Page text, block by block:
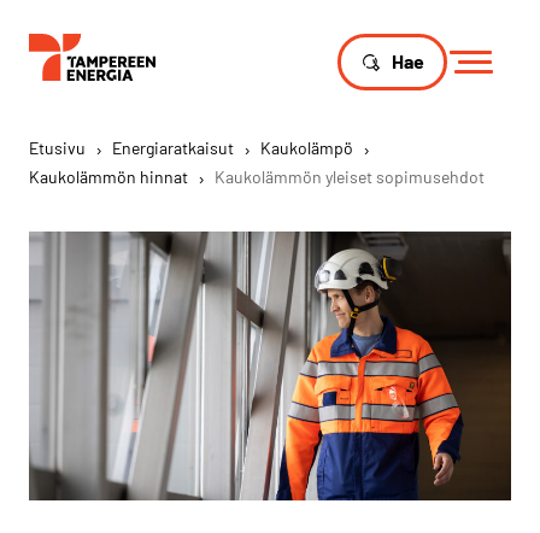
Hae
Etusivu › Energiaratkaisut › Kaukolämpö ›
Kaukolämmön hinnat › Kaukolämmön yleiset sopimusehdot